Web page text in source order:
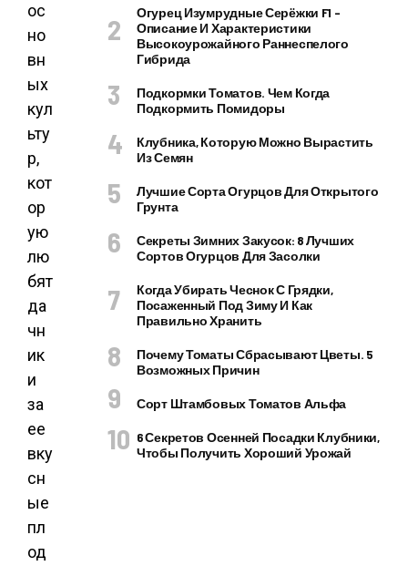
ос
но
вн
ых
кул
ьту
р,
кот
ор
ую
лю
бят
да
чн
ик
и
за
ее
вку
сн
ые
пл
од
Огурец Изумрудные Серёжки F1 –
Описание И Характеристики
Высокоурожайного Раннеспелого
Гибрида
Подкормки Томатов. Чем Когда
Подкормить Помидоры
Клубника, Которую Можно Вырастить
Из Семян
Лучшие Сорта Огурцов Для Открытого
Грунта
Секреты Зимних Закусок: 8 Лучших
Сортов Огурцов Для Засолки
Когда Убирать Чеснок С Грядки,
Посаженный Под Зиму И Как
Правильно Хранить
Почему Томаты Сбрасывают Цветы. 5
Возможных Причин
Сорт Штамбовых Томатов Альфа
6 Секретов Осенней Посадки Клубники,
Чтобы Получить Хороший Урожай